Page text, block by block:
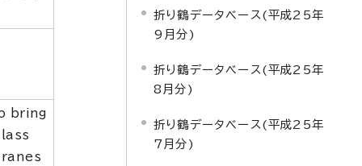
bring
折り鶴データベース(平成25年
9月分)
折り鶴データベース(平成25年
8月分)
折り鶴データベース(平成25年
7月分)